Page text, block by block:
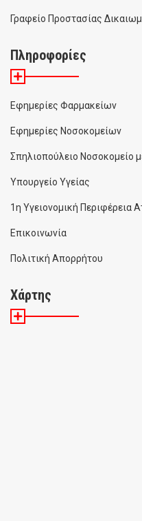
Γραφείο Προστασίας
Πληροφορίες
Εφημερίες Φαρμακείων
Εφημερίες Νοσοκομείων
Σπηλιοπούλειο Νοσοκομείο
Υπουργείο Υγείας
1η Υγειονομική Περιφέρεια
Επικοινωνία
Πολιτική Απορρήτου
Χάρτης